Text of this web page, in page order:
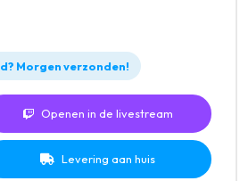
Morgen verzonden!
Openen in de livestream
Levering aan huis